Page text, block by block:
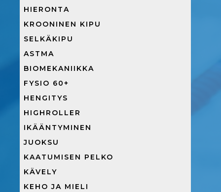
HIERONTA
KROONINEN KIPU
SELKÄKIPU
ASTMA
BIOMEKANIIKKA
FYSIO 60+
HENGITYS
HIGHROLLER
IKÄÄNTYMINEN
JUOKSU
KAATUMISEN PELKO
KÄVELY
KEHO JA MIELI